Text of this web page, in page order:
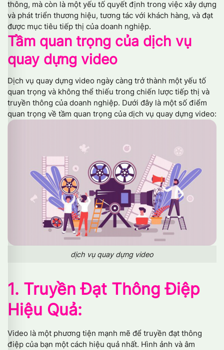
thông, mà còn là một yếu tố quyết định trong việc xây dựng
và phát triển thương hiệu, tương tác với khách hàng, và đạt
được mục tiêu tiếp thị của doanh nghiệp.
Tầm quan trọng của dịch vụ
quay dựng video
Dịch vụ quay dựng video ngày càng trở thành một yếu tố
quan trọng và không thể thiếu trong chiến lược tiếp thị và
truyền thông của doanh nghiệp. Dưới đây là một số điểm
quan trọng về tầm quan trọng của dịch vụ quay dựng video:
dịch vụ quay dựng video
1. Truyền Đạt Thông Điệp
Hiệu Quả:
Video là một phương tiện mạnh mẽ để truyền đạt thông
điệp của bạn một cách hiệu quả nhất. Hình ảnh và âm